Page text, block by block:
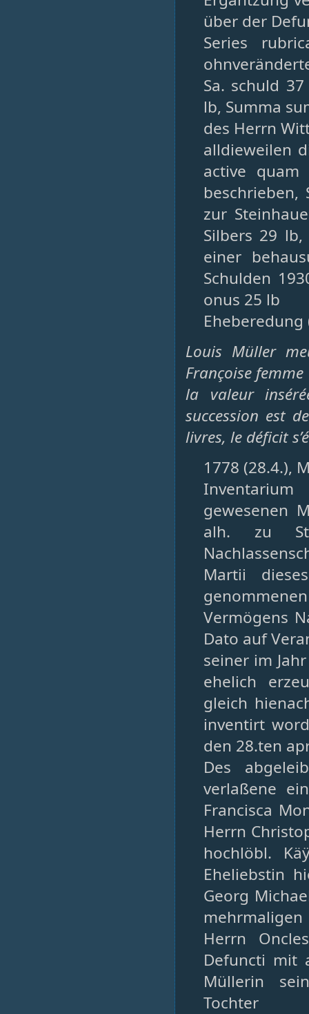
über der
Series
Sa. schuld
lb, Summa
des Herrn
alldieweilen
active
zur
Silbers 29
einer
Schulden
onus 25 lb
Eheberedung
Louis Müller
Françoise
la valeur
succession est
livres, le déficit
1778 (28.4.),
gewesenen
alh. zu
Martii
Vermögens
Dato auf
seiner im
ehelich
gleich
inventirt
den 28.ten
Des
verlaßene
Francisca
Herrn
hochlöbl.
Eheliebstin
Georg
Herrn
Defuncti mit
Müllerin
Tochter